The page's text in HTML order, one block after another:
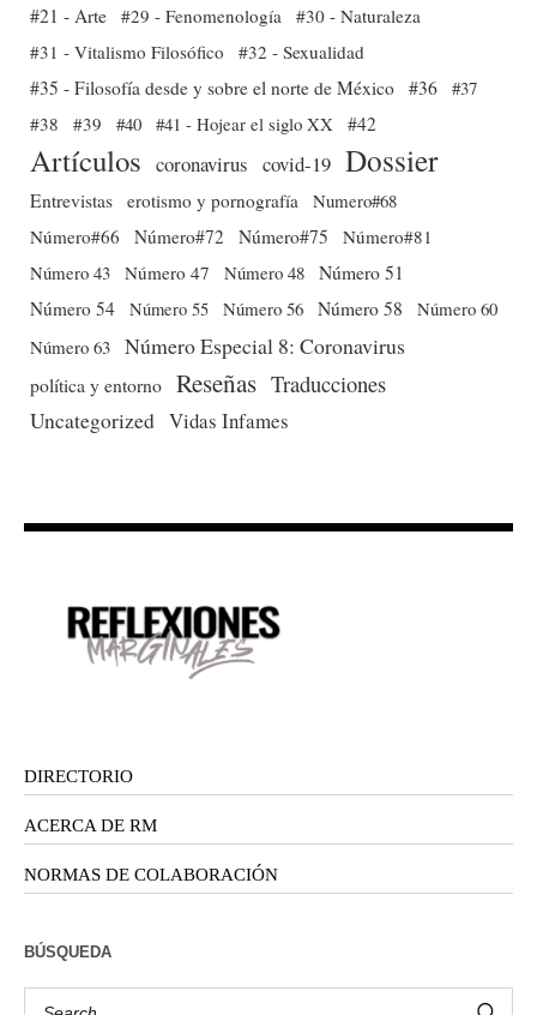
#21 - Arte #29 - Fenomenología
#30 - Naturaleza
#31 - Vitalismo Filosófico
#32 - Sexualidad
#35 - Filosofía desde y sobre el norte de México #36 #37
#38
#39 #40 #41 - Hojear el siglo XX #42
Artículos coronavirus covid-19 Dossier
Entrevistas erotismo y pornografía
Numero#68
Número#66
Número#72 Número#75
Número#81
Número 43 Número 47 Número 48 Número 51
Número 54 Número 55 Número 56 Número 58
Número 60
Número 63 Número Especial 8: Coronavirus
política y entorno Reseñas Traducciones
Uncategorized Vidas Infames
DIRECTORIO
ACERCA DE RM
NORMAS DE COLABORACIÓN
BÚSQUEDA